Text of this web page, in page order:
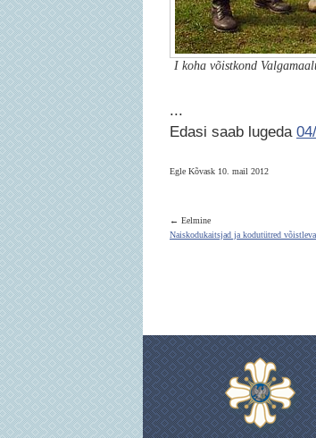
I koha võistkond
...
Edasi saab lugeda
Egle Kõvask 10. mail 2012
← Eelmine
Naiskodukaitsjad ja kodutütred